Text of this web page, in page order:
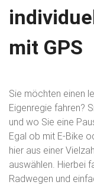
mit GPS
Sie möchten einen
Eigenregie fahren?
und wo Sie eine
Egal ob mit E-Bike
hier aus einer
auswählen. Hierbei
Radwegen und